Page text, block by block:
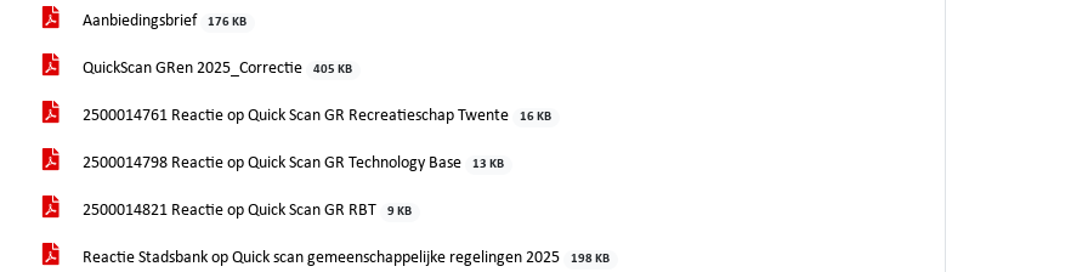
Aanbiedingsbrief
176 KB
QuickScan GRen 2025_Correctie 405 KB
2500014761 Reactie op Quick Scan GR Recreatieschap Twente 16 KB
2500014798 Reactie op Quick Scan GR Technology Base 13 KB
2500014821 Reactie op Quick Scan GR RBT 9 KB
Reactie Stadsbank op Quick scan gemeenschappelijke regelingen 2025 198 KB